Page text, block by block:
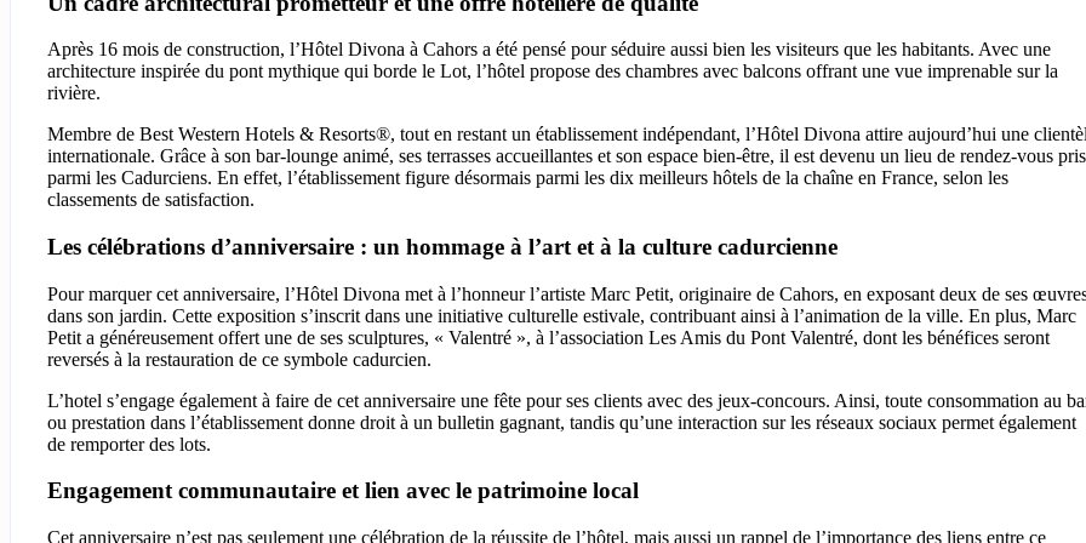
Après 16 mois de construction, l’Hôtel Divona à Cahors a été pensé pour séduire aussi bien les visiteurs que les habitants. Avec une
architecture inspirée du pont mythique qui borde le Lot, l’hôtel propose des chambres avec balcons offrant une vue imprenable sur la
rivière.
Membre de Best Western Hotels & Resorts®, tout en restant un établissement indépendant, l’Hôtel Divona attire aujourd’hui une
internationale. Grâce à son bar-lounge animé, ses terrasses accueillantes et son espace bien-être, il est devenu un lieu de rendez-vous
parmi les Cadurciens. En effet, l’établissement figure désormais parmi les dix meilleurs hôtels de la chaîne en France, selon les
classements de satisfaction.
Les célébrations d’anniversaire : un hommage à l’art et à la culture cadurcienne
Pour marquer cet anniversaire, l’Hôtel Divona met à l’honneur l’artiste Marc Petit, originaire de Cahors, en exposant deux de ses
dans son jardin. Cette exposition s’inscrit dans une initiative culturelle estivale, contribuant ainsi à l’animation de la ville. En plus, Marc
Petit a généreusement offert une de ses sculptures, « Valentré », à l’association Les Amis du Pont Valentré, dont les bénéfices seront
reversés à la restauration de ce symbole cadurcien.
L’hotel s’engage également à faire de cet anniversaire une fête pour ses clients avec des jeux-concours. Ainsi, toute consommation au
ou prestation dans l’établissement donne droit à un bulletin gagnant, tandis qu’une interaction sur les réseaux sociaux permet également
de remporter des lots.
Engagement communautaire et lien avec le patrimoine local
Cet anniversaire n’est pas seulement une célébration de la réussite de l’hôtel, mais aussi un rappel de l’importance des liens entre ce